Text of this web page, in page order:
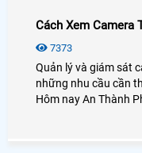
Cách Xem Camera
7373
Quản lý và giám sát
những nhu cầu cần
Hôm nay An Thành